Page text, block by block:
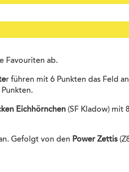
Favouriten ab.
r führen mit 6 Punkten das Feld
Eichhörnchen (SF Kladow) mit
Gefolgt von den Power Zettis